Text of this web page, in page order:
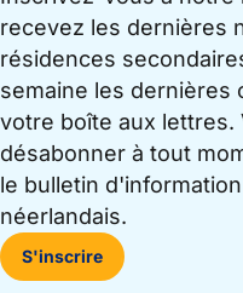
recevez les dernières
résidences
semaine les dernières
votre boîte aux lettres.
désabonner à tout
le bulletin
néerlandais.
S'inscrire